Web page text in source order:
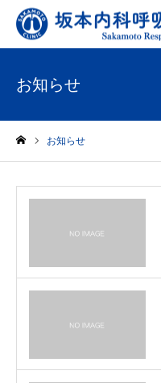
お知らせ
お知らせ